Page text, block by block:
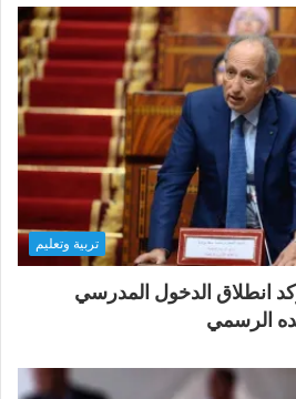
تربية وتعليم
انطلاق الدخول المدرسي